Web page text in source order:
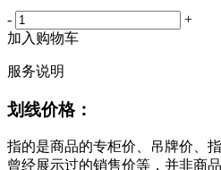
-
+
加入购物车
服务说明
划线价格：
指的是商品的专柜价、吊牌价、
曾经展示过的销售价等，并非商